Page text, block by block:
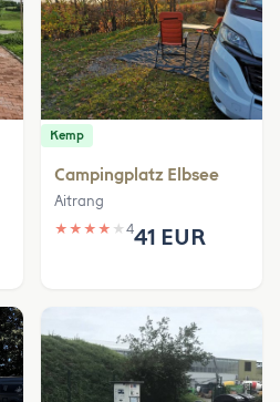
Kemp
Campingplatz Elbsee
Aitrang
★ ★ ★ ★ ★ 441 EUR